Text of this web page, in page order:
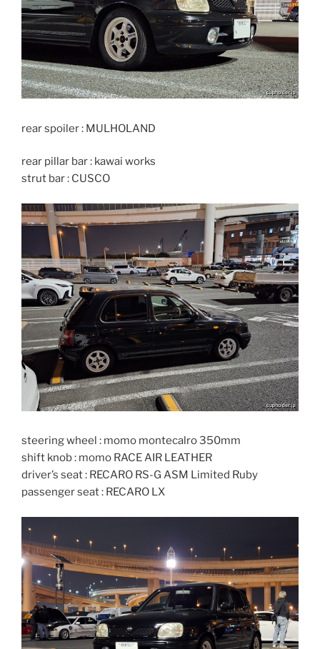
rear spoiler : MULHOLAND
rear pillar bar : kawai works
strut bar : CUSCO
steering wheel : momo montecalro 350mm
shift knob : momo RACE AIR LEATHER
driver’s seat : RECARO RS-G ASM Limited Ruby
passenger seat : RECARO LX